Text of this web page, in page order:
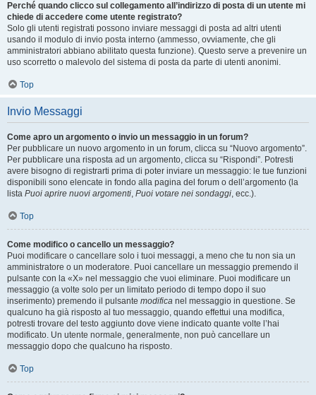
Perché quando clicco sul collegamento all’indirizzo di posta di un utente mi
chiede di accedere come utente registrato?
Solo gli utenti registrati possono inviare messaggi di posta ad altri utenti
usando il modulo di invio posta interno (ammesso, ovviamente, che gli
amministratori abbiano abilitato questa funzione). Questo serve a prevenire un
uso scorretto o malevolo del sistema di posta da parte di utenti anonimi.
Top
Invio Messaggi
Come apro un argomento o invio un messaggio in un forum?
Per pubblicare un nuovo argomento in un forum, clicca su “Nuovo argomento”.
Per pubblicare una risposta ad un argomento, clicca su “Rispondi”. Potresti
avere bisogno di registrarti prima di poter inviare un messaggio: le tue funzioni
disponibili sono elencate in fondo alla pagina del forum o dell’argomento (la
lista Puoi aprire nuovi argomenti, Puoi votare nei sondaggi, ecc.).
Top
Come modifico o cancello un messaggio?
Puoi modificare o cancellare solo i tuoi messaggi, a meno che tu non sia un
amministratore o un moderatore. Puoi cancellare un messaggio premendo il
pulsante con la «X» nel messaggio che vuoi eliminare. Puoi modificare un
messaggio (a volte solo per un limitato periodo di tempo dopo il suo
inserimento) premendo il pulsante modifica nel messaggio in questione. Se
qualcuno ha già risposto al tuo messaggio, quando effettui una modifica,
potresti trovare del testo aggiunto dove viene indicato quante volte l’hai
modificato. Un utente normale, generalmente, non può cancellare un
messaggio dopo che qualcuno ha risposto.
Top